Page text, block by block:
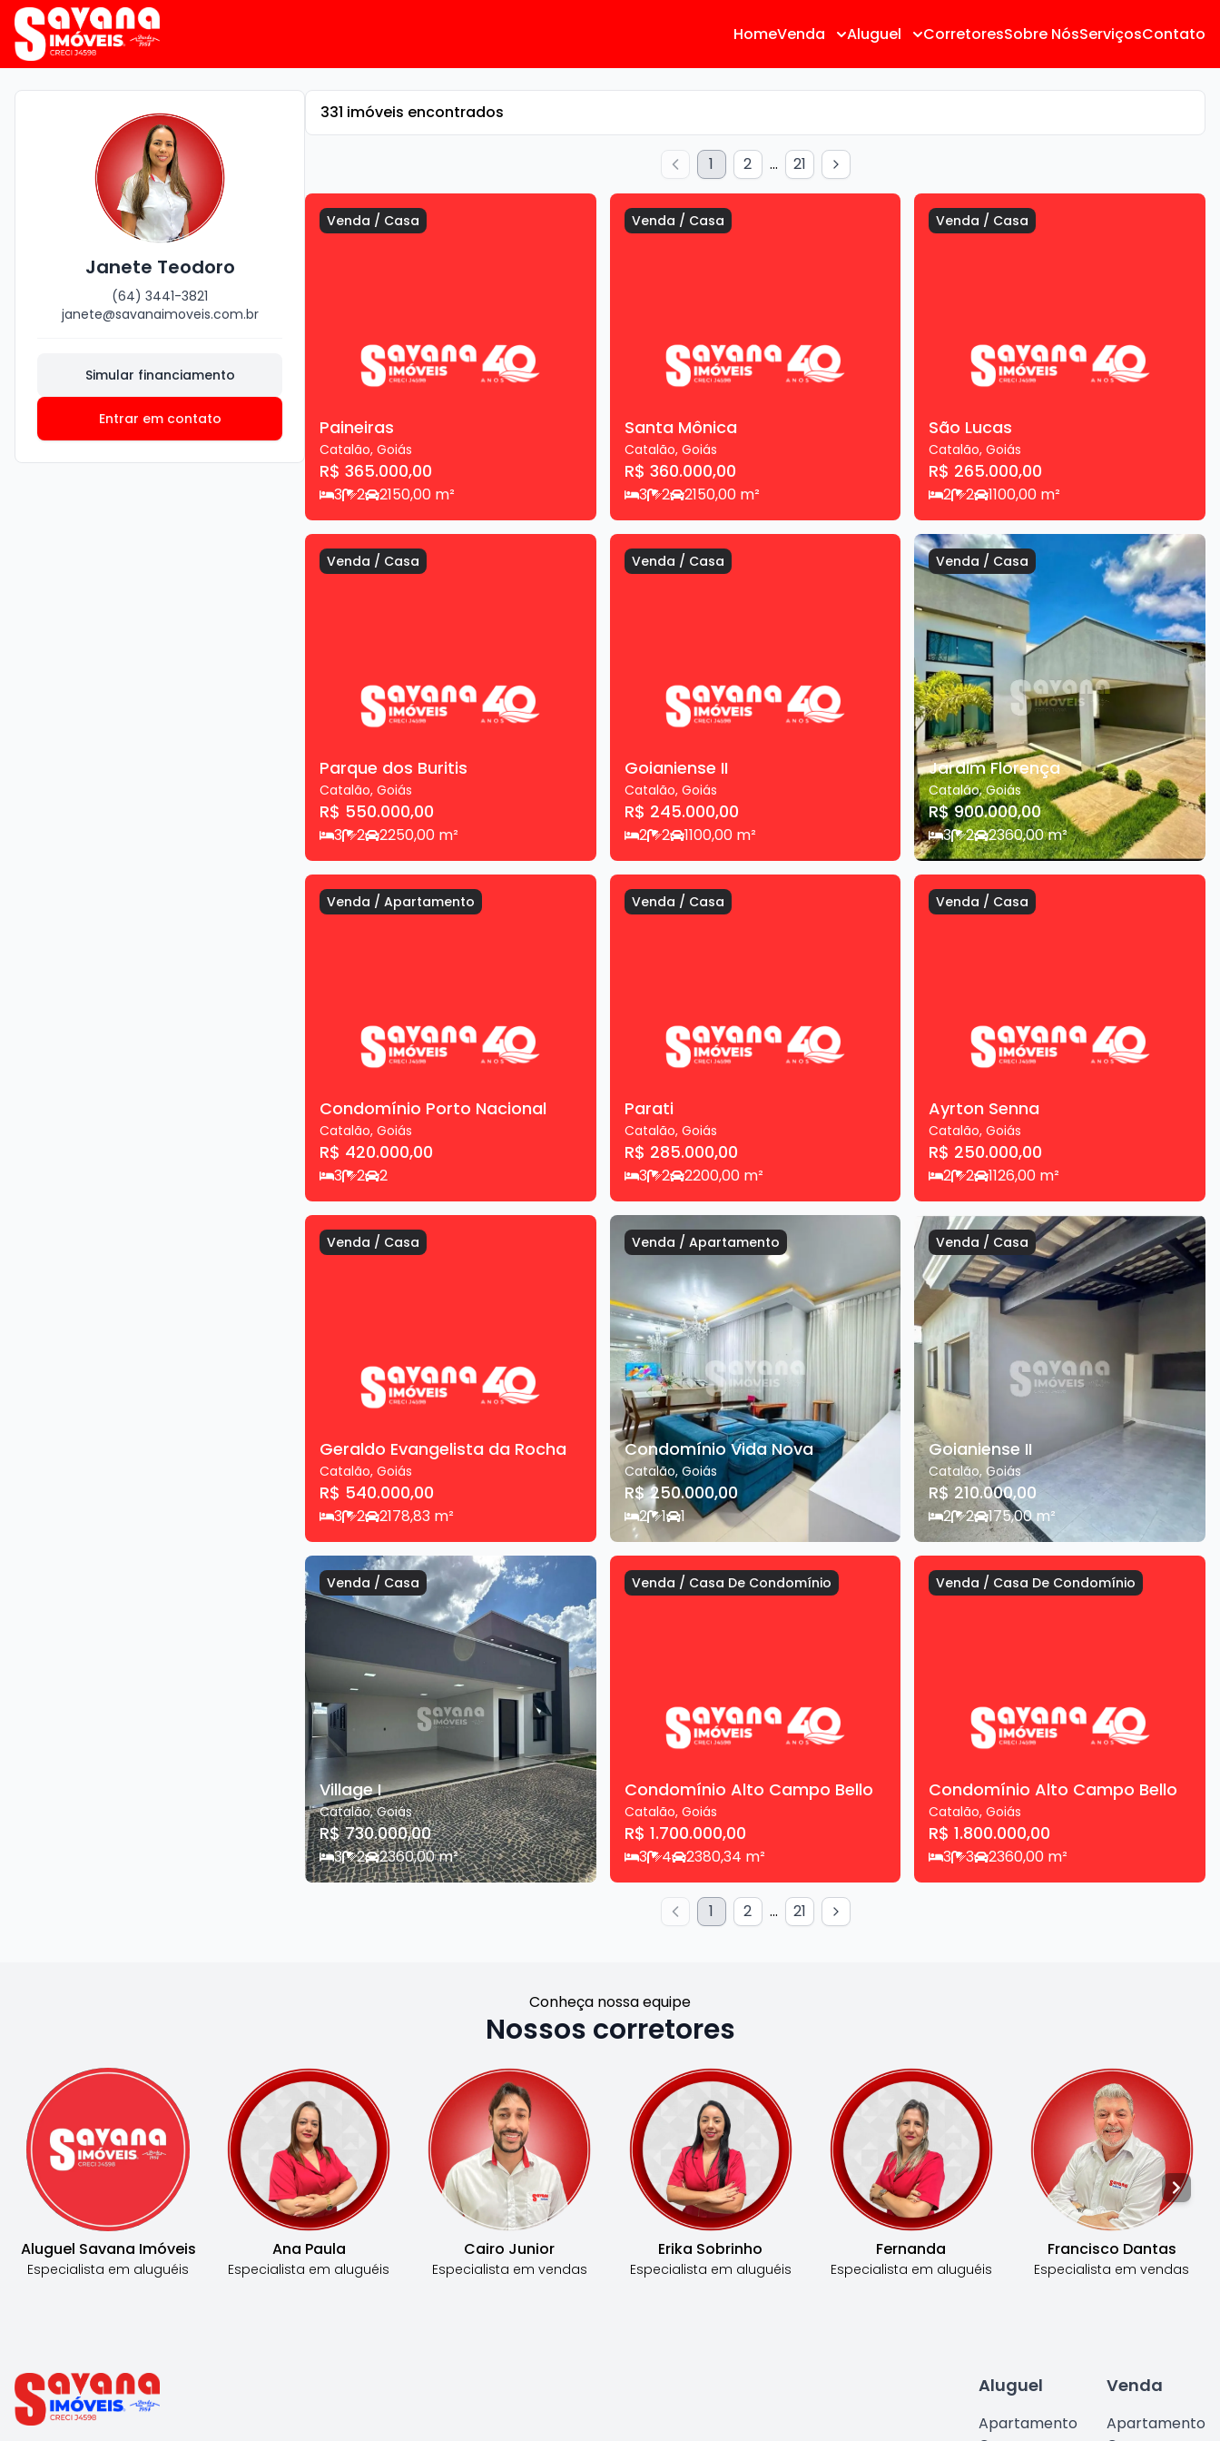
HomeVenda Aluguel CorretoresSobre NósServiçosContato
Janete Teodoro
(64) 3441-3821
janete@savanaimoveis.com.br
Simular financiamento
Entrar em contato
331 imóveis encontrados
1 2 ... 21
Venda / Casa
Paineiras
Catalão, Goiás
R$ 365.000,00
3 2 2150,00 m²
Venda / Casa
Santa Mônica
Catalão, Goiás
R$ 360.000,00
3 2 2150,00 m²
Venda / Casa
São Lucas
Catalão,Goiás
R$ 265.000,00
2 2 1100,00 m²
Venda / Casa
Parque dos Buritis
Catalão, Goiás
R$ 550.000,00
3 2 2250,00 m²
Venda / Casa
Goianiense II
Catalão, Goiás
R$ 245.000,00
2 2 1100,00 m²
Venda / Casa
Jardim Florença
Catalão,Goiás
R$ 900.000,00
3 2 2360,00m²
Venda / Apartamento
Condomínio Porto Nacional
Catalão, Goiás
R$ 420.000,00
3 2 2
Venda / Casa
Parati
Catalão, Goiás
R$ 285.000,00
3 2 2200,00 m²
Venda / Casa
Ayrton Senna
Catalão,Goiás
R$ 250.000,00
2 2 1126,00 m²
Venda / Casa
Geraldo Evangelista da Rocha
Catalão, Goiás
R$ 540.000,00
3 2 2178,83 m²
Venda / Apartamento
Condomínio Vida Nova
Catalão, Goiás
R$ 250.000,00
2 1 1
Venda / Casa
Goianiense II
Catalão, Goiás
R$ 210.000,00
2 2 175,00 m²
Venda / Casa
Village I
Catalão,Goiás
R$ 730.000,00
3 2 2360,00m²
Venda / Casa De Condomínio
Condomínio Alto Campo Bello
Catalão, Goiás
R$ 1.700.000,00
3 4 2380,34 m²
Venda / Casa De Condomínio
Condomínio Alto Campo Bello
Catalão,Goiás
R$ 1.800.000,00
3 3 2360,00 m²
1 2 ... 21
Conheça nossa equipe
Nossos corretores
Aluguel Savana Imóveis
Especialista em aluguéis
Ana Paula
Especialista em aluguéis
Cairo Junior
Especialista em vendas
Erika Sobrinho
Especialista em aluguéis
Fernanda
Especialista em aluguéis
Francisco Dantas
Especialista emvendas
Venda
Apartamento
Aluguel
Apartamento